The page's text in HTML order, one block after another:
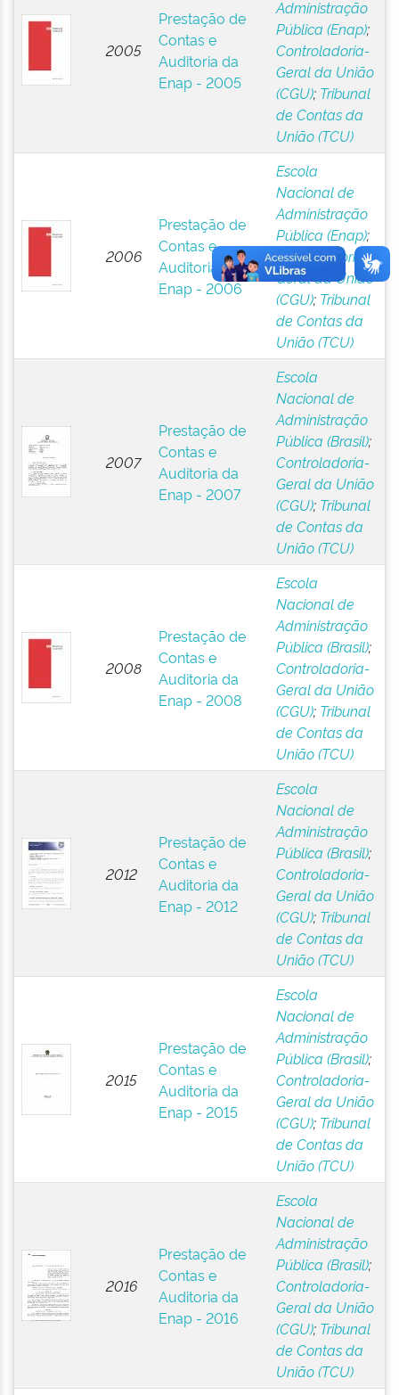
2005
Prestação de
Contas e
Auditoria da
Enap - 2005
Administração
Pública (Enap);
Controladoria-
Geral da União
(CGU); Tribunal
de Contas da
União (TCU)
2006
Prestação de
Contas e
Auditoria da
Enap - 2006
Escola
Nacional de
Administração
Pública (Enap);
Controladoria-
Geral da União
(CGU); Tribunal
de Contas da
União (TCU)
2007
Prestação de
Contas e
Auditoria da
Enap - 2007
Escola
Nacional de
Administração
Pública (Brasil);
Controladoria-
Geral da União
(CGU); Tribunal
de Contas da
União (TCU)
2008
Prestação de
Contas e
Auditoria da
Enap - 2008
Escola
Nacional de
Administração
Pública (Brasil);
Controladoria-
Geral da União
(CGU); Tribunal
de Contas da
União (TCU)
2012
Prestação de
Contas e
Auditoria da
Enap - 2012
Escola
Nacional de
Administração
Pública (Brasil);
Controladoria-
Geral da União
(CGU); Tribunal
de Contas da
União (TCU)
2015
Prestação de
Contas e
Auditoria da
Enap - 2015
Escola
Nacional de
Administração
Pública (Brasil);
Controladoria-
Geral da União
(CGU); Tribunal
de Contas da
União (TCU)
2016
Prestação de
Contas e
Auditoria da
Enap - 2016
Escola
Nacional de
Administração
Pública (Brasil);
Controladoria-
Geral da União
(CGU); Tribunal
de Contas da
União (TCU)